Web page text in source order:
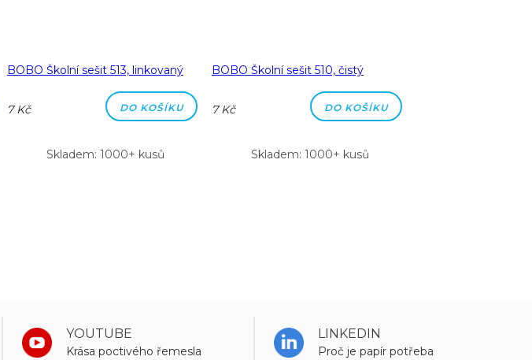
BOBO Školní sešit 513, linkovaný
7 Kč DO KOŠÍKU
Skladem: 1000+ kusů
BOBO Školní sešit 510, čistý
7 Kč DO KOŠÍKU
Skladem: 1000+ kusů
YOUTUBE
Krása poctivého řemesla
LINKEDIN
Proč je papír potřeba